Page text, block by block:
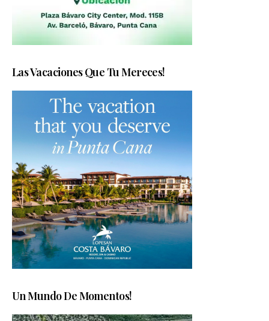
Las Vacaciones Que Tu Mereces!
Un Mundo De Momentos!